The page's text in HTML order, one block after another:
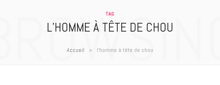
TAG
L’HOMME À TÊTE DE CHOU
Accueil » l'homme à tête de chou